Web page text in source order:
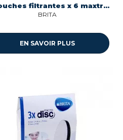
Cartouches filtrantes x 6 maxtra pro all in 1 Brita 1050417
BRITA
EN SAVOIR PLUS